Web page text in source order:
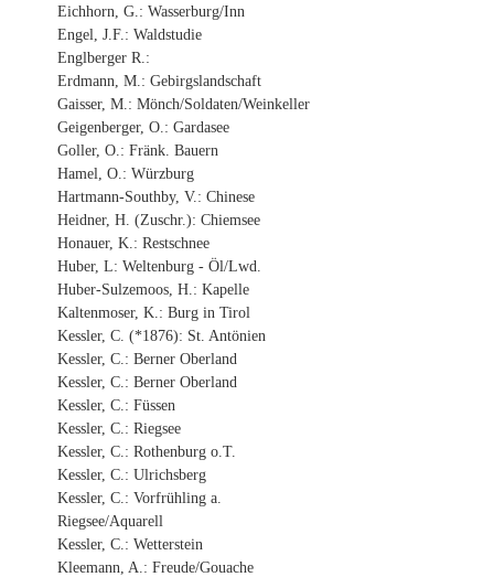
Eichhorn, G.: Wasserburg/Inn
Engel, J.F.: Waldstudie
Englberger R.:
Erdmann, M.: Gebirgslandschaft
Gaisser, M.: Mönch/Soldaten/Weinkeller
Geigenberger, O.: Gardasee
Goller, O.: Fränk. Bauern
Hamel, O.: Würzburg
Hartmann-Southby, V.: Chinese
Heidner, H. (Zuschr.): Chiemsee
Honauer, K.: Restschnee
Huber, L: Weltenburg - Öl/Lwd.
Huber-Sulzemoos, H.: Kapelle
Kaltenmoser, K.: Burg in Tirol
Kessler, C. (*1876): St. Antönien
Kessler, C.: Berner Oberland
Kessler, C.: Berner Oberland
Kessler, C.: Füssen
Kessler, C.: Riegsee
Kessler, C.: Rothenburg o.T.
Kessler, C.: Ulrichsberg
Kessler, C.: Vorfrühling a.
Riegsee/Aquarell
Kessler, C.: Wetterstein
Kleemann, A.: Freude/Gouache